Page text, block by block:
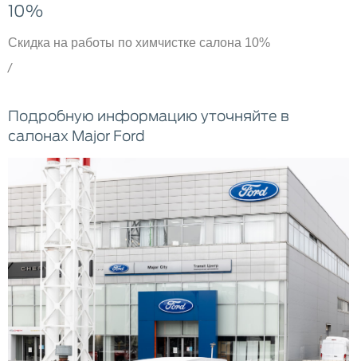
10%
Скидка на работы по химчистке салона 10%
/
Подробную информацию уточняйте в
салонах Major Ford